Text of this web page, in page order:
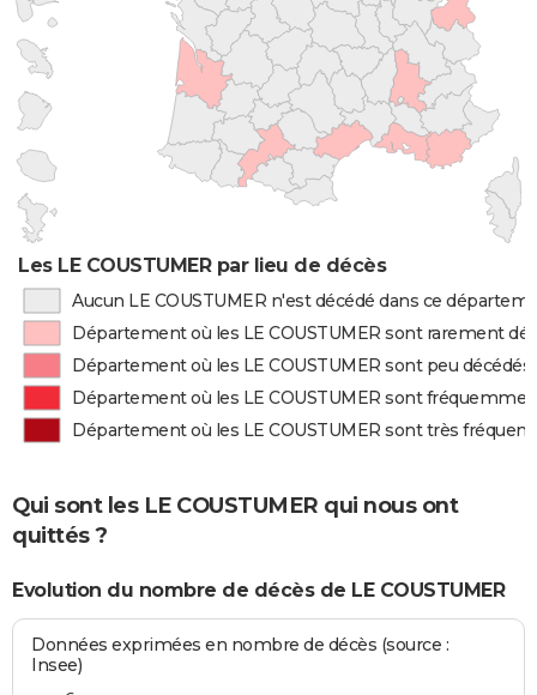
Les LE COUSTUMER par lieu de décès
Aucun LE COUSTUMER n'est décédé dans ce
Département où les LE COUSTUMER sont rarement
Département où les LE COUSTUMER sont peu décédés
Département où les LE COUSTUMER sont
Département où les LE COUSTUMER sont très
Qui sont les LE COUSTUMER qui nous ont
quittés ?
Evolution du nombre de décès de LE COUSTUMER
Données exprimées en nombre de décès (source :
Insee)